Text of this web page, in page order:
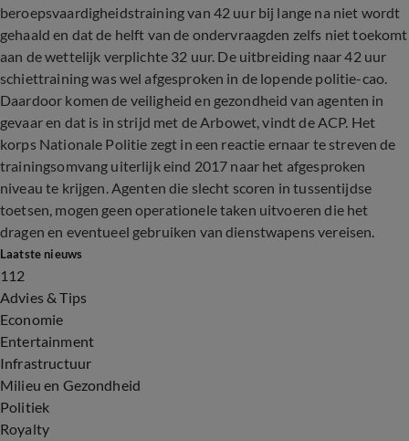
beroepsvaardigheidstraining van 42 uur bij lange na niet wordt
gehaald en dat de helft van de ondervraagden zelfs niet toekomt
aan de wettelijk verplichte 32 uur. De uitbreiding naar 42 uur
schiettraining was wel afgesproken in de lopende politie-cao.
Daardoor komen de veiligheid en gezondheid van agenten in
gevaar en dat is in strijd met de Arbowet, vindt de ACP. Het
korps Nationale Politie zegt in een reactie ernaar te streven de
trainingsomvang uiterlijk eind 2017 naar het afgesproken
niveau te krijgen. Agenten die slecht scoren in tussentijdse
toetsen, mogen geen operationele taken uitvoeren die het
dragen en eventueel gebruiken van dienstwapens vereisen.
Laatste nieuws
112
Advies & Tips
Economie
Entertainment
Infrastructuur
Milieu en Gezondheid
Politiek
Royalty